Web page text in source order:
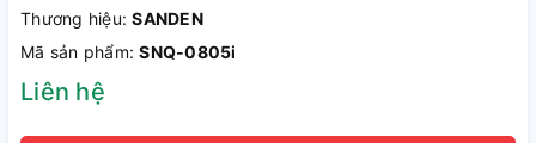
Thương hiệu:SANDEN
Mã sản phẩm:SNQ-0805i
Liên hệ